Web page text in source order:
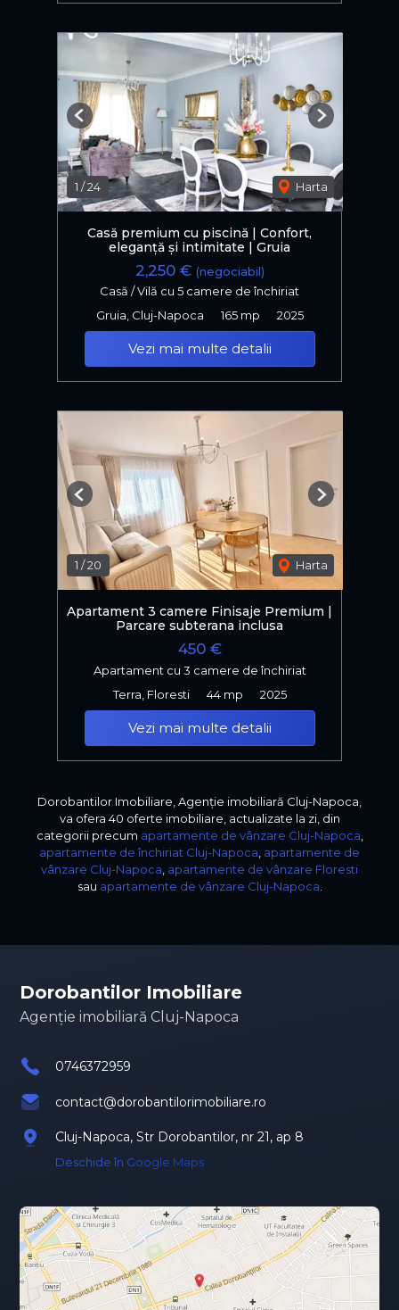
1 /24 Harta
Previous Next
Casă premium cu piscină | Confort,
eleganță și intimitate | Gruia
2,250 € (negociabil)
Casă / Vilă cu 5 camere de închiriat
Gruia, Cluj-Napoca
165 mp 2025
Vezi mai multe detalii
1 /20 Harta
Previous Next
Apartament 3 camere Finisaje Premium |
Parcare subterana inclusa
450 €
Apartament cu 3 camere de închiriat
Terra, Floresti
44 mp 2025
Vezi mai multe detalii
Dorobantilor Imobiliare, Agenție imobiliară Cluj-Napoca,
va ofera 40 oferte imobiliare, actualizate la zi, din
categorii precum apartamente de vânzare Cluj-Napoca
apartamente de închiriat Cluj-Napoca apartamente de
vânzare Cluj-Napoca apartamente de vânzare Floresti
sau apartamente de vânzare Cluj-Napoca
Dorobantilor Imobiliare
Agenție imobiliară Cluj-Napoca
0746372959
contact@dorobantilorimobiliare.ro
Cluj-Napoca, Str Dorobantilor, nr 21, ap 8
Deschide în Google Maps